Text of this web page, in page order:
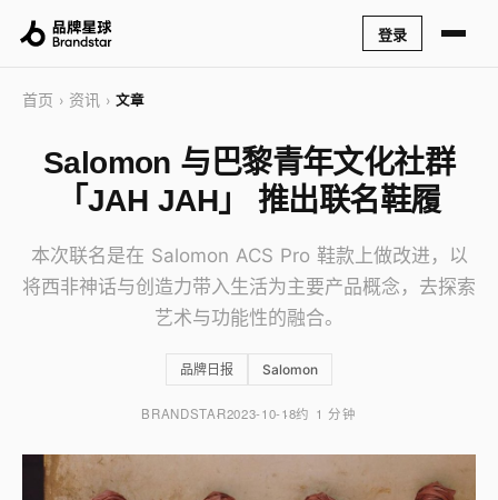
登录
首页 › 资讯 › 文章
Salomon 与巴黎青年文化社群
「JAH JAH」 推出联名鞋履
本次联名是在 Salomon ACS Pro 鞋款上做改进，以
将西非神话与创造力带入生活为主要产品概念，去探索
艺术与功能性的融合。
品牌日报 Salomon
BRANDSTAR2023-10-18约 1 分钟